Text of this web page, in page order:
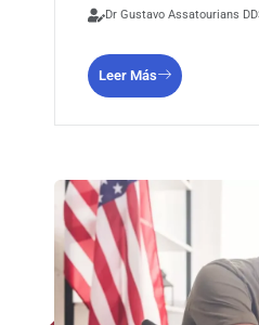
Dr Gustavo Assatourians
Leer Más